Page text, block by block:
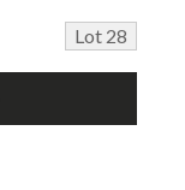
Lot 28